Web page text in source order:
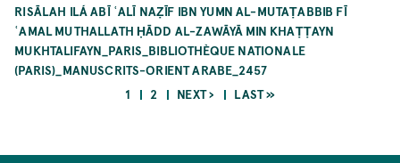
RISĀLAH ILÁ ABĪ ʿALĪ NAẒĪF IBN YUMN AL-MUTAṬABBIB FĪ
ʿAMAL MUTHALLATH ḤĀDD AL-ZAWĀYĀ MIN KHAṬṬAYN
MUKHTALIFAYN_PARIS_BIBLIOTHÈQUE NATIONALE
(PARIS)_MANUSCRITS-ORIENT ARABE_2457
CURRENT
1 PAGE
2
NEXT
NEXT ›
LAST
LAST »